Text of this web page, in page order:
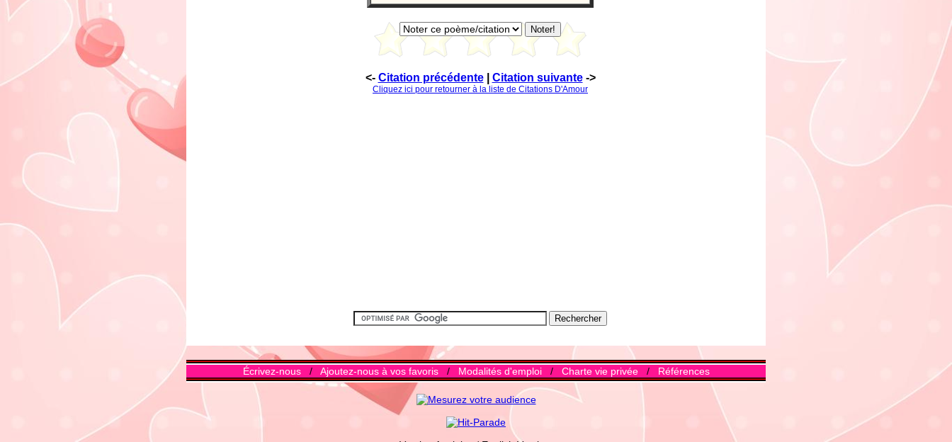
<- Citation précédente| Citation suivante->
Cliquez ici pour retourner à la liste de Citations D'Amour
Écrivez-nous/ Ajoutez-nous à vos favoris/ Modalités d'emploi/ Charte vie privée/ Références